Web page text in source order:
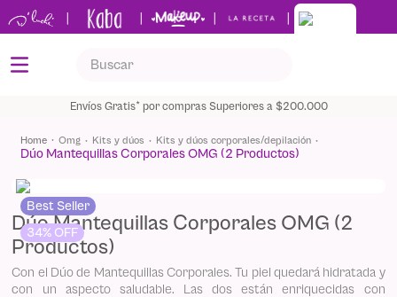
Envíos Gratis* por compras Superiores a $200.000
omg kits y dúos kits y dúos corporales/depilación
Dúo Mantequillas Corporales OMG (2 Productos)
Best Seller
34%
Dúo Mantequillas Corporales OMG (2
Productos)
Con el Dúo de Mantequillas Corporales. Tu piel quedará hidratada y
con un aspecto saludable. Las dos están enriquecidas con
TÉRMINOS MÁS BUSCADOS
2.
shampoo
3.
4.
keratina
5. tónico